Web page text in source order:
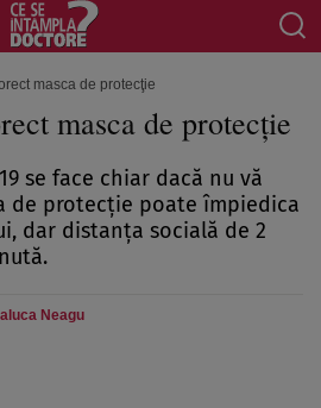
masca de protecţie
masca de protecţie
se face chiar dacă nu vă
de protecţie poate împiedica
dar distanţa socială de 2
Neagu